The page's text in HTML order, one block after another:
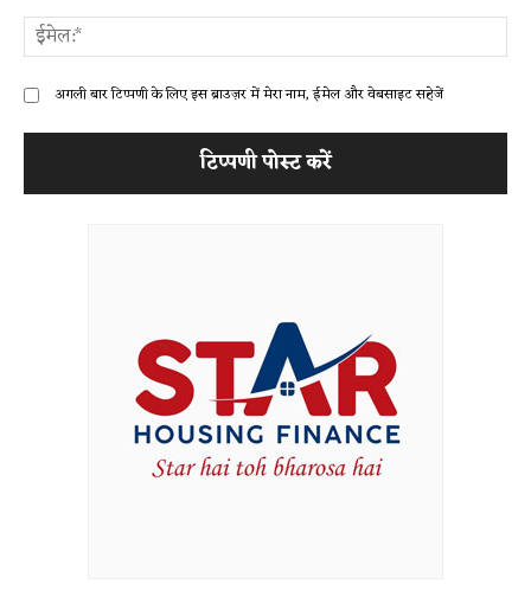
अगली बार टिप्पणी के लिए इस ब्राउज़र में मेरा नाम, ईमेल और वेबसाइट सहेजें